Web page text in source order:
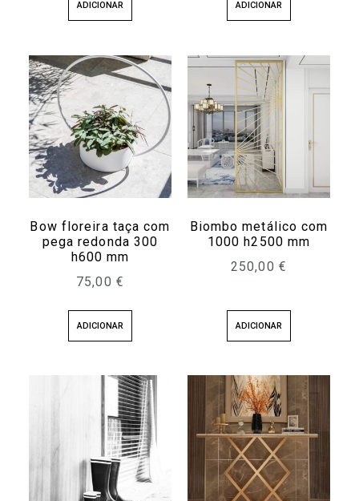
ADICIONAR ADICIONAR
Bow floreira taça com
pega redonda 300
h600 mm
75,00 €
ADICIONAR
Biombo metálico com
1000 h2500 mm
250,00 €
ADICIONAR